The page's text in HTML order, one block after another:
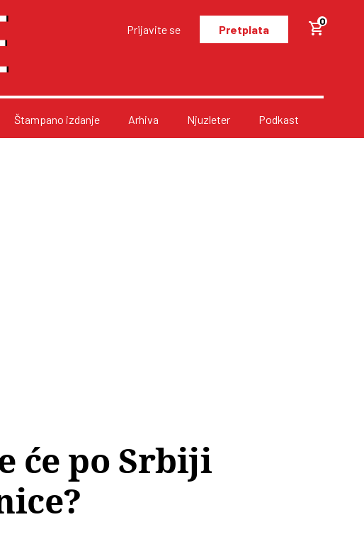
Prijavite se Pretplata
0
Štampano izdanje Arhiva Njuzleter Podkast
će po Srbiji